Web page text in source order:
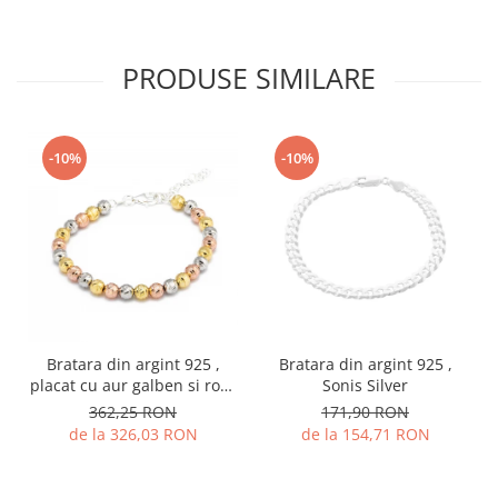
PRODUSE SIMILARE
-10%
Bratara din argint 925 ,
placat cu aur galben si rose
de 14 kt , Sonis Silver
362,25 RON
de la 326,03 RON
-10%
Bratara din argint 925 ,
Sonis Silver
171,90 RON
de la 154,71 RON